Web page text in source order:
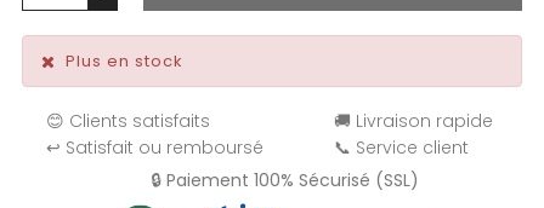
Plus en stock
😊 Clients satisfaits
🚚 Livraison rapide
↩️ Satisfait ou remboursé
📞 Service client
🔒 Paiement 100% Sécurisé (SSL)